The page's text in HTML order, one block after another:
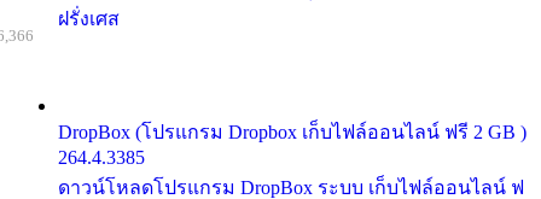
ฝรั่งเศส
DropBox (โปรแกรม Dropbox เก็บไฟล์ออนไลน์ ฟรี 2 GB )
264.4.3385
ดาวน์โหลดโปรแกรม DropBox ระบบ เก็บไฟล์ออนไลน์ ฟ